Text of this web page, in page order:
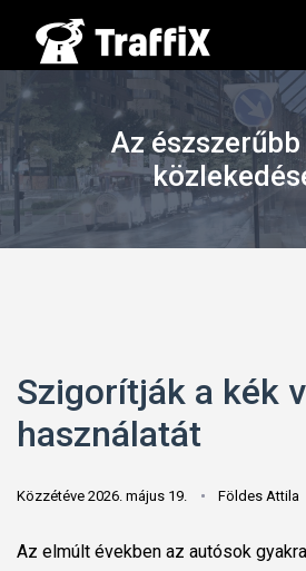
Az
Szigorítják a kék
használatát
Közzétéve 2026. május 19. Földes Attila
Az elmúlt években az autósok